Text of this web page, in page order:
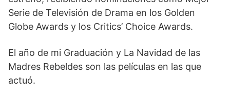
Serie de Televisión de Drama en los Golden
Globe Awards y los Critics’ Choice Awards.
El año de mi Graduación y La Navidad de las
Madres Rebeldes son las películas en las que
actuó.